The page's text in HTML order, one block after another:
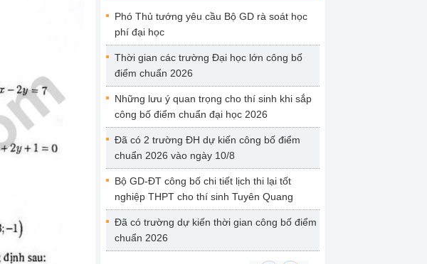
Phó Thủ tướng yêu cầu Bộ GD rà soát học
phí đại học
Thời gian các trường Đại học lớn công bố
điểm chuẩn 2026
Những lưu ý quan trọng cho thí sinh khi sắp
công bố điểm chuẩn đại học 2026
Đã có 2 trường ĐH dự kiến công bố điểm
chuẩn 2026 vào ngày 10/8
Bộ GD-ĐT công bố chi tiết lịch thi lại tốt
nghiệp THPT cho thí sinh Tuyên Quang
Đã có trường dự kiến thời gian công bố điểm
chuẩn 2026